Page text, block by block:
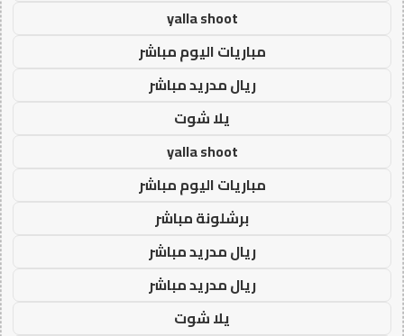
yalla shoot
مباريات اليوم مباشر
ريال مدريد مباشر
يلا شوت
yalla shoot
مباريات اليوم مباشر
برشلونة مباشر
ريال مدريد مباشر
ريال مدريد مباشر
يلا شوت